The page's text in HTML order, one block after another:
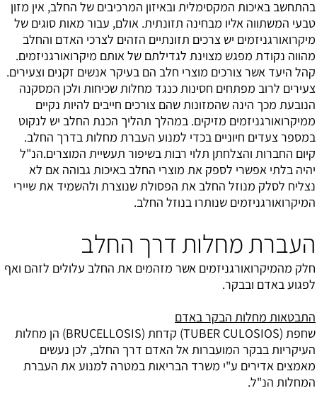
בהתחשב באיכות המקסימלית ובאיזון המרכיבים של החלב, אין מזון
טבעי המשתווה אליו מבחינה תזונתית. אולם, עבור מאות סוגים של
מיקרואורגניזמים יש צרכים תזונתיים הזהים לצרכי האדם והחלב
מהווה נקודת מפגש מצוינת לגדילתם של אותם מיקרואורגניזמים.
קהל היעד אשר צורכים מוצרי חלב הם בעיקר אנשים זקנים וצעירים.
צעירים לרוב מפתחים חסינות כנגד מחלות שכיחות ולכן המסקנה
הנובעת מכך הינה שהמזונות שהם צורכים חייבים להיות נקיים
ממיקרואורגניזמים מזיקים. במהלך תהליך הכנת החלב יש לנקוט
במספר צעדים חיוניים בכדי למנוע העברת מחלות בדרך החלב.
קיום החברות והצלחתן תלוי רבות בשיפור תעשיית המוצרים.הנ"ל
יהיה בלתי אפשרי לספק את מוצרי החלב באיכות גבוהה אם לא
נצליח לסלק מנוזל החלב את הפסולת שנוצרת ולהשמיד את שיירי
המיקרואורגניזמים שנותרו בנוזל החלב.
העברת מחלות דרך החלב
חלק מהמיקרואורגניזמים אשר מזהמים את החלב עלולים לזהם ואף
לפגוע באדם ובבקר.
התבטאות מחלות הבקר באדם
שחפת (TUBER CULOSIOS) קדחת (BRUCELLOSIS) הן מחלות
העיקריות בבקר המועברות אל האדם דרך החלב, לכן נעשים
מאמצים אדירים ע"י משרד הבריאות במטרה למנוע את העברת
המחלות הנ"ל.